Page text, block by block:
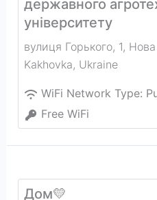
державного
університету
вулиця Горького, 1,
Kakhovka, Ukraine
WiFi Network Type:
Free WiFi
Дом💛